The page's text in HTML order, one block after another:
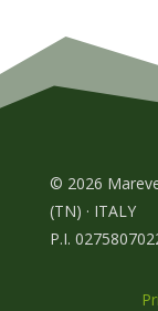
© 2026
(TN) · ITALY
P.I.